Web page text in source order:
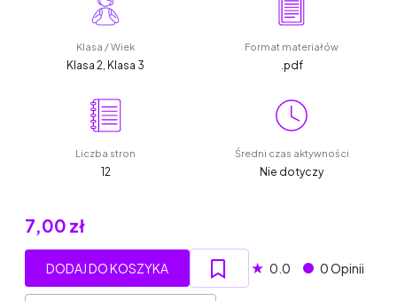
Klasa / Wiek
Klasa 2, Klasa 3
Format materiałów
.pdf
Liczba stron
12
Średni czas aktywności
Nie dotyczy
7,00 zł
DODAJ DO KOSZYKA ★ 0.0 0 Opinii